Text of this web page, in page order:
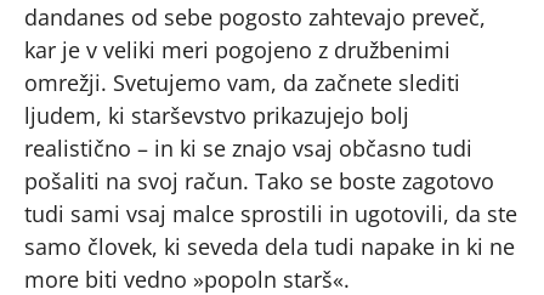
dandanes od sebe pogosto zahtevajo preveč,
kar je v veliki meri pogojeno z družbenimi
omrežji. Svetujemo vam, da začnete slediti
ljudem, ki starševstvo prikazujejo bolj
realistično – in ki se znajo vsaj občasno tudi
pošaliti na svoj račun. Tako se boste zagotovo
tudi sami vsaj malce sprostili in ugotovili, da ste
samo človek, ki seveda dela tudi napake in ki ne
more biti vedno »popoln starš«.